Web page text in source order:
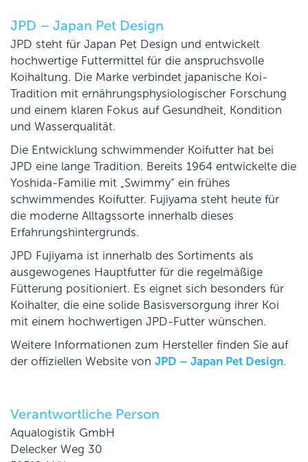
JPD – Japan Pet Design
JPD steht für Japan Pet Design und entwickelt
hochwertige Futtermittel für die anspruchsvolle
Koihaltung. Die Marke verbindet japanische Koi-
Tradition mit ernährungsphysiologischer Forschung
und einem klaren Fokus auf Gesundheit, Kondition
und Wasserqualität.
Die Entwicklung schwimmender Koifutter hat bei
JPD eine lange Tradition. Bereits 1964 entwickelte die
Yoshida-Familie mit „Swimmy“ ein frühes
schwimmendes Koifutter. Fujiyama steht heute für
die moderne Alltagssorte innerhalb dieses
Erfahrungshintergrunds.
JPD Fujiyama ist innerhalb des Sortiments als
ausgewogenes Hauptfutter für die regelmäßige
Fütterung positioniert. Es eignet sich besonders für
Koihalter, die eine solide Basisversorgung ihrer Koi
mit einem hochwertigen JPD-Futter wünschen.
Weitere Informationen zum Hersteller finden Sie auf
der offiziellen Website von JPD – Japan Pet Design.
Verantwortliche Person
Aqualogistik GmbH
Delecker Weg 30